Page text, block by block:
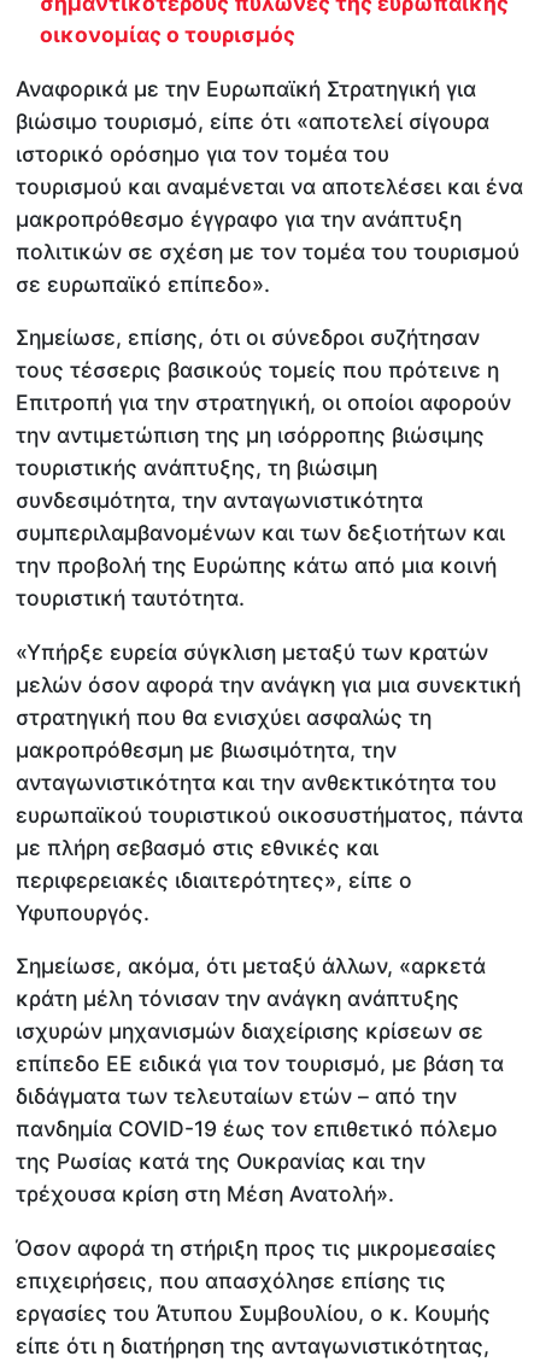
οικονομίας ο τουρισμός
Αναφορικά με την Ευρωπαϊκή Στρατηγική για
βιώσιμο τουρισμό, είπε ότι «αποτελεί σίγουρα
ιστορικό ορόσημο για τον τομέα του
τουρισμού και αναμένεται να αποτελέσει και ένα
μακροπρόθεσμο έγγραφο για την ανάπτυξη
πολιτικών σε σχέση με τον τομέα του τουρισμού
σε ευρωπαϊκό επίπεδο».
Σημείωσε, επίσης, ότι οι σύνεδροι συζήτησαν
τους τέσσερις βασικούς τομείς που πρότεινε η
Επιτροπή για την στρατηγική, οι οποίοι αφορούν
την αντιμετώπιση της μη ισόρροπης βιώσιμης
τουριστικής ανάπτυξης, τη βιώσιμη
συνδεσιμότητα, την ανταγωνιστικότητα
συμπεριλαμβανομένων και των δεξιοτήτων και
την προβολή της Ευρώπης κάτω από μια κοινή
τουριστική ταυτότητα.
«Υπήρξε ευρεία σύγκλιση μεταξύ των κρατών
μελών όσον αφορά την ανάγκη για μια συνεκτική
στρατηγική που θα ενισχύει ασφαλώς τη
μακροπρόθεσμη με βιωσιμότητα, την
ανταγωνιστικότητα και την ανθεκτικότητα του
ευρωπαϊκού τουριστικού οικοσυστήματος, πάντα
με πλήρη σεβασμό στις εθνικές και
περιφερειακές ιδιαιτερότητες», είπε ο
Υφυπουργός.
Σημείωσε, ακόμα, ότι μεταξύ άλλων, «αρκετά
κράτη μέλη τόνισαν την ανάγκη ανάπτυξης
ισχυρών μηχανισμών διαχείρισης κρίσεων σε
επίπεδο ΕΕ ειδικά για τον τουρισμό, με βάση τα
διδάγματα των τελευταίων ετών – από την
πανδημία COVID-19 έως τον επιθετικό πόλεμο
της Ρωσίας κατά της Ουκρανίας και την
τρέχουσα κρίση στη Μέση Ανατολή».
Όσον αφορά τη στήριξη προς τις μικρομεσαίες
επιχειρήσεις, που απασχόλησε επίσης τις
εργασίες του Άτυπου Συμβουλίου, ο κ. Κουμής
είπε ότι η διατήρηση της ανταγωνιστικότητας,